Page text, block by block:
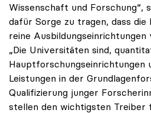
Wissenschaft und Forschung“,
dafür Sorge zu tragen, dass die
reine
„Die Universitäten sind,
Hauptforschungseinrichtungen
Leistungen in der
Qualifizierung junger
stellen den wichtigsten Treiber